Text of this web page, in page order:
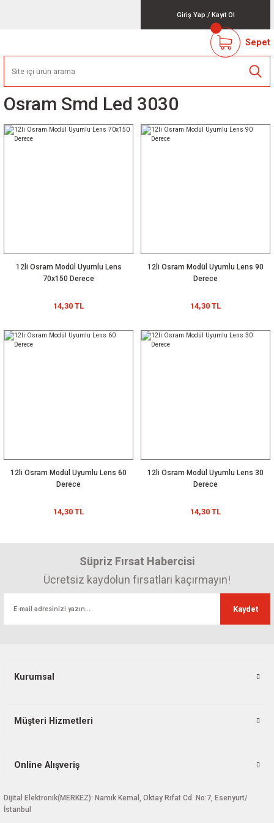
Giriş Yap / Kayıt Ol
Sepet
Osram Smd Led 3030
12li Osram Modül Uyumlu Lens
70x150 Derece
14,30 TL
12li Osram Modül Uyumlu Lens 90
Derece
14,30 TL
12li Osram Modül Uyumlu Lens 60
Derece
14,30 TL
12li Osram Modül Uyumlu Lens 30
Derece
14,30 TL
Süpriz Fırsat Habercisi
Ücretsiz kaydolun fırsatları kaçırmayın!
Kaydet
Kurumsal
Müşteri Hizmetleri
Online Alışveriş
Dijital Elektronik(MERKEZ): Namık Kemal, Oktay Rıfat Cd. No:7, Esenyurt/
İstanbul